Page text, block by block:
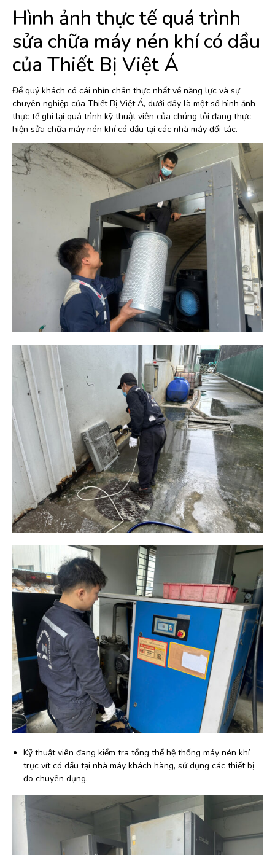
Hình ảnh thực tế quá trình
sửa chữa máy nén khí có dầu
của Thiết Bị Việt Á
Để quý khách có cái nhìn chân thực nhất về năng lực và sự
chuyên nghiệp của Thiết Bị Việt Á, dưới đây là một số hình ảnh
thực tế ghi lại quá trình kỹ thuật viên của chúng tôi đang thực
hiện sửa chữa máy nén khí có dầu tại các nhà máy đối tác.
Kỹ thuật viên đang kiểm tra tổng thể hệ thống máy nén khí
trục vít có dầu tại nhà máy khách hàng, sử dụng các thiết bị
đo chuyên dụng.